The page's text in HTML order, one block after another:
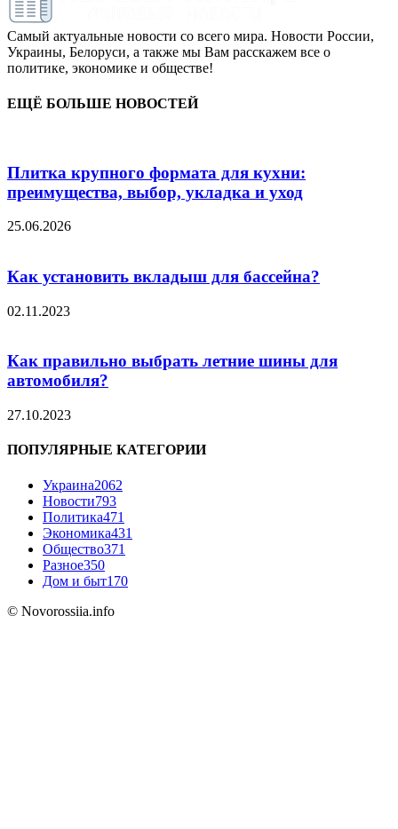
Самый актуальные новости со всего мира. Новости России,
Украины, Белоруси, а также мы Вам расскажем все о
политике, экономике и обществе!
ЕЩЁ БОЛЬШЕ НОВОСТЕЙ
Плитка крупного формата для кухни:
преимущества, выбор, укладка и уход
25.06.2026
Как установить вкладыш для бассейна?
02.11.2023
Как правильно выбрать летние шины для
автомобиля?
27.10.2023
ПОПУЛЯРНЫЕ КАТЕГОРИИ
Украина2062
Новости793
Политика471
Экономика431
Общество371
Разное350
Дом и быт170
© Novorossiia.info